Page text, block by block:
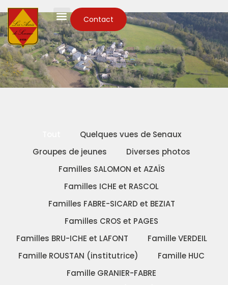
Contact
Quelques vues de Senaux
Groupes de jeunes
Diverses photos
Familles SALOMON et AZAÏS
Familles ICHE et RASCOL
Familles FABRE-SICARD et BEZIAT
Familles CROS et PAGES
Familles BRU-ICHE et LAFONT
Famille VERDEIL
Famille ROUSTAN (institutrice)
Famille HUC
Famille GRANIER-FABRE